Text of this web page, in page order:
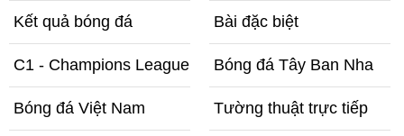
Kết quả bóng đá Bài đặc biệt
C1 - Champions League Bóng đá Tây Ban Nha
Bóng đá Việt Nam Tường thuật trực tiếp